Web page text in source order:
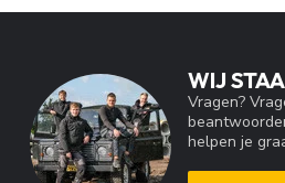
WIJ
Vragen?
helpen je